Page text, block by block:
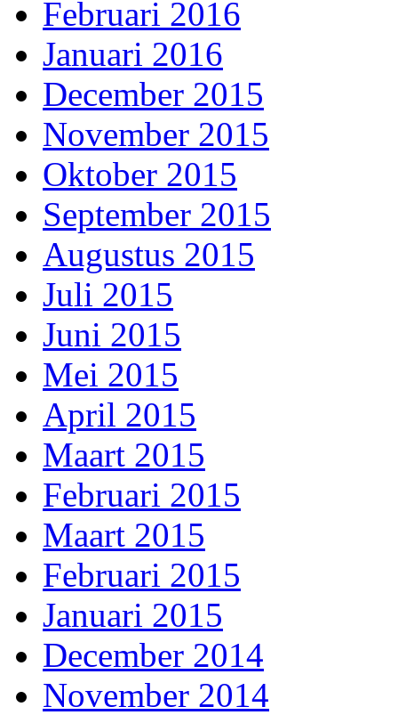
Februari 2016
Januari 2016
December 2015
November 2015
Oktober 2015
September 2015
Augustus 2015
Juli 2015
Juni 2015
Mei 2015
April 2015
Maart 2015
Februari 2015
Maart 2015
Februari 2015
Januari 2015
December 2014
November 2014